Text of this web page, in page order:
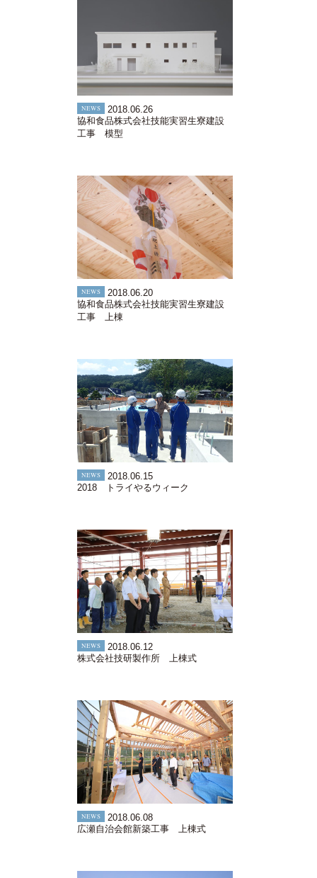
NEWS
2018.06.26
協和食品株式会社技能実習生寮建設
工事 模型
NEWS
2018.06.20
協和食品株式会社技能実習生寮建設
工事 上棟
NEWS
2018.06.15
2018 トライやるウィーク
NEWS
2018.06.12
株式会社技研製作所 上棟式
NEWS
2018.06.08
広瀬自治会館新築工事 上棟式